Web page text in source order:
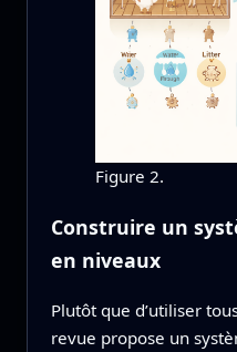
Figure 2.
Construire un
en niveaux
Plutôt que d’utiliser
revue propose un